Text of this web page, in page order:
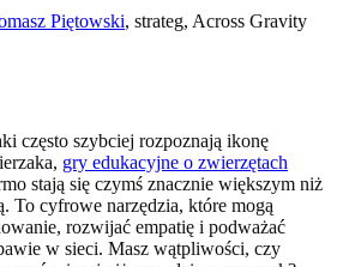
Piętowski, strateg, Across Gravity
często szybciej rozpoznają ikonę
gry edukacyjne o zwierzętach
stają się czymś znacznie większym niż
To cyfrowe narzędzia, które mogą
rozwijać empatię i podważać
w sieci. Masz wątpliwości, czy